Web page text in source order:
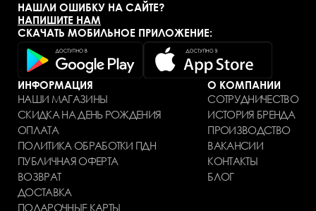
НАШЛИ ОШИБКУ НА САЙТЕ?
НАПИШИТЕ НАМ
СКАЧАТЬ МОБИЛЬНОЕ ПРИЛОЖЕНИЕ:
ИНФОРМАЦИЯ
НАШИ МАГАЗИНЫ
СКИДКА НА ДЕНЬ РОЖДЕНИЯ
ОПЛАТА
ПОЛИТИКА ОБРАБОТКИ ПДН
ПУБЛИЧНАЯ ОФЕРТА
ВОЗВРАТ
ДОСТАВКА
ПОДАРОЧНЫЕ КАРТЫ
О КОМПАНИИ
СОТРУДНИЧЕСТВО
ИСТОРИЯ БРЕНДА
ПРОИЗВОДСТВО
ВАКАНСИИ
КОНТАКТЫ
БЛОГ